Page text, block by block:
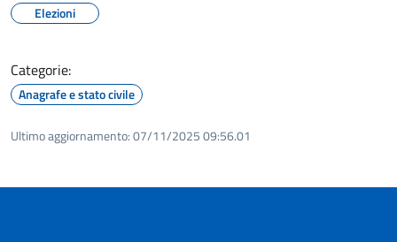
Elezioni
Categorie:
Anagrafe e stato civile
Ultimo aggiornamento:07/11/2025 09:56.01